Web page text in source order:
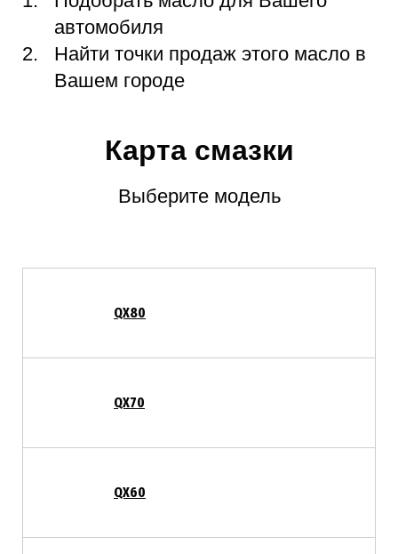
автомобиля
Найти точки продаж этого масло в
Вашем городе
Карта смазки
Выберите модель
QX80
QX70
QX60